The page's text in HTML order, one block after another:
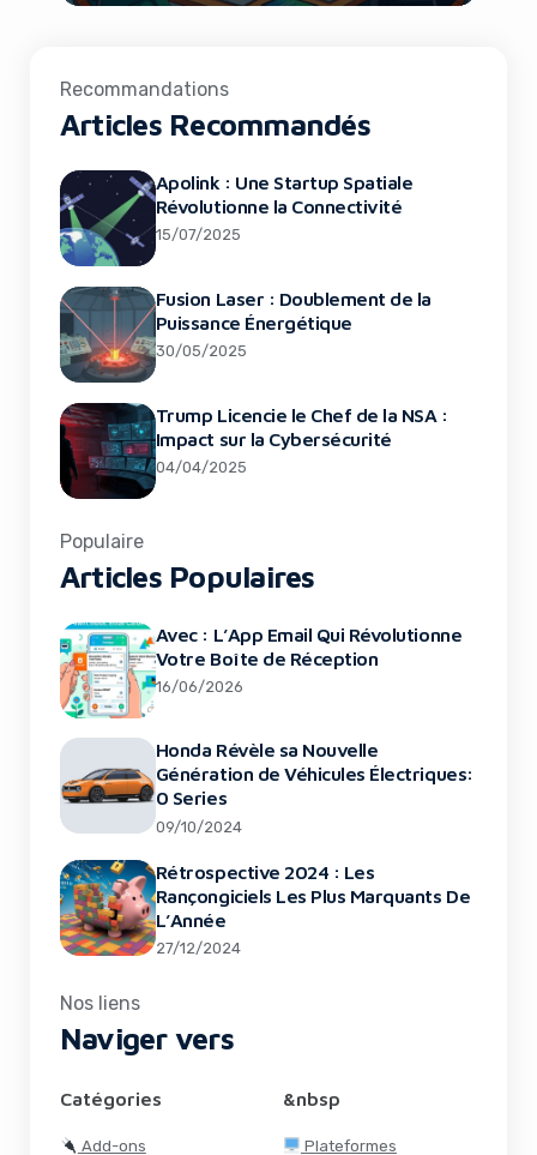
Recommandations
Articles Recommandés
Apolink : Une Startup Spatiale
Révolutionne la Connectivité
15/07/2025
Fusion Laser : Doublement de la
Puissance Énergétique
30/05/2025
Trump Licencie le Chef de la NSA :
Impact sur la Cybersécurité
04/04/2025
Populaire
Articles Populaires
Avec : L’App Email Qui Révolutionne
Votre Boîte de Réception
16/06/2026
Honda Révèle sa Nouvelle
Génération de Véhicules Électriques:
0 Series
09/10/2024
Rétrospective 2024 : Les
Rançongiciels Les Plus Marquants De
L’Année
27/12/2024
Nos liens
Naviger vers
Catégories
Add-ons
&nbsp
Plateformes